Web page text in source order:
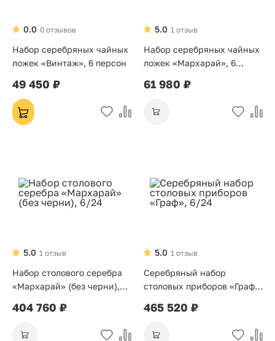
0 отзывов
0.0
Набор серебряных чайных
ложек «Винтаж», 6 персон
49 450 ₽
1 отзыв
5.0
Набор серебряных чайных
ложек «Мархарай», 6
61 980 ₽
1 отзыв
5.0
Набор столового серебра
«Мархарай» (без черни),
404 760 ₽
1 отзыв
5.0
Серебряный набор
столовых приборов «Граф»,
465 520 ₽